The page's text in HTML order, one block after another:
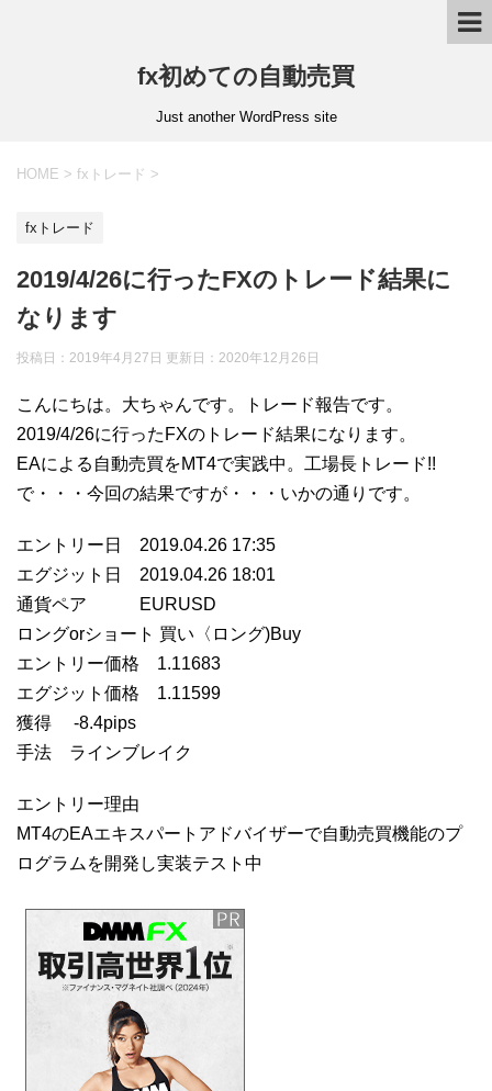
fx初めての自動売買
Just another WordPress site
HOME > fxトレード >
fxトレード
2019/4/26に行ったFXのトレード結果に
なります
投稿日：2019年4月27日 更新日： 2020年12月26日
こんにちは。大ちゃんです。トレード報告です。
2019/4/26に行ったFXのトレード結果になります。
EAによる自動売買をMT4で実践中。工場長トレード!!
で・・・今回の結果ですが・・・いかの通りです。
エントリー日 2019.04.26 17:35
エグジット日 2019.04.26 18:01
通貨ペア EURUSD
ロングorショート 買い〈ロング)Buy
エントリー価格 1.11683
エグジット価格 1.11599
獲得 -8.4pips
手法 ラインブレイク
エントリー理由
MT4のEAエキスパートアドバイザーで自動売買機能のプ
ログラムを開発し実装テスト中